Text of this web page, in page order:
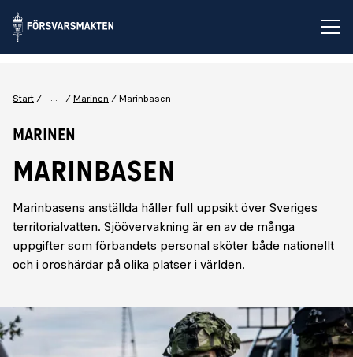
Start ... Marinen Marinbasen
Marinen
MARINBASEN
Marinbasens anställda håller full uppsikt över Sveriges
territorialvatten. Sjöövervakning är en av de många
uppgifter som förbandets personal sköter både nationellt
och i oroshärdar på olika platser i världen.